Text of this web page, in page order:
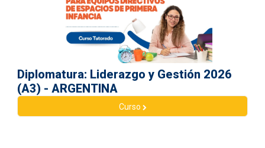
Diplomatura: Liderazgo y Gestión 2026
(A3) - ARGENTINA
Curso